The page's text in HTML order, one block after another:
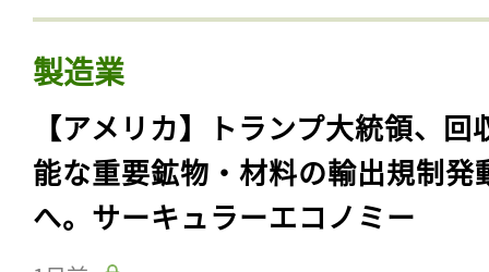
製造業
【アメリカ】トランプ大統領、回
能な重要鉱物・材料の輸出規制発
へ。サーキュラーエコノミー